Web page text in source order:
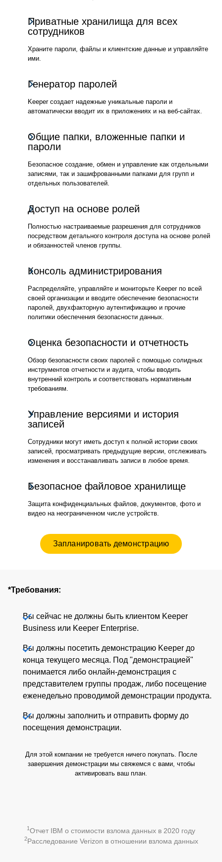
Приватные хранилища для всех
сотрудников
Храните пароли, файлы и клиентские данные и управляйте
ими.
Генератор паролей
Keeper создает надежные уникальные пароли и
автоматически вводит их в приложениях и на веб-сайтах.
Общие папки, вложенные папки и
пароли
Безопасное создание, обмен и управление как отдельными
записями, так и зашифрованными папками для групп и
отдельных пользователей.
Доступ на основе ролей
Полностью настраиваемые разрешения для сотрудников
посредством детального контроля доступа на основе ролей
и обязанностей членов группы.
Консоль администрирования
Распределяйте, управляйте и мониторьте Keeper по всей
своей организации и вводите обеспечение безопасности
паролей, двухфакторную аутентификацию и прочие
политики обеспечения безопасности данных.
Оценка безопасности и отчетность
Обзор безопасности своих паролей с помощью солидных
инструментов отчетности и аудита, чтобы вводить
внутренний контроль и соответствовать нормативным
требованиям.
Управление версиями и история
записей
Сотрудники могут иметь доступ к полной истории своих
записей, просматривать предыдущие версии, отслеживать
изменения и восстанавливать записи в любое время.
Безопасное файловое хранилище
Защита конфиденциальных файлов, документов, фото и
видео на неограниченном числе устройств.
Запланировать демонстрацию
*Требования:
Вы сейчас не должны быть клиентом Keeper
Business или Keeper Enterprise.
Вы должны посетить демонстрацию Keeper до
конца текущего месяца. Под "демонстрацией"
понимается либо онлайн-демонстрация с
представителем группы продаж, либо посещение
еженедельно проводимой демонстрации продукта.
Вы должны заполнить и отправить форму до
посещения демонстрации.
Для этой компании не требуется ничего покупать. После
завершения демонстрации мы свяжемся с вами, чтобы
активировать ваш план.
1Отчет IBM о стоимости взлома данных в 2020 году
2Расследование Verizon в отношении взлома данных